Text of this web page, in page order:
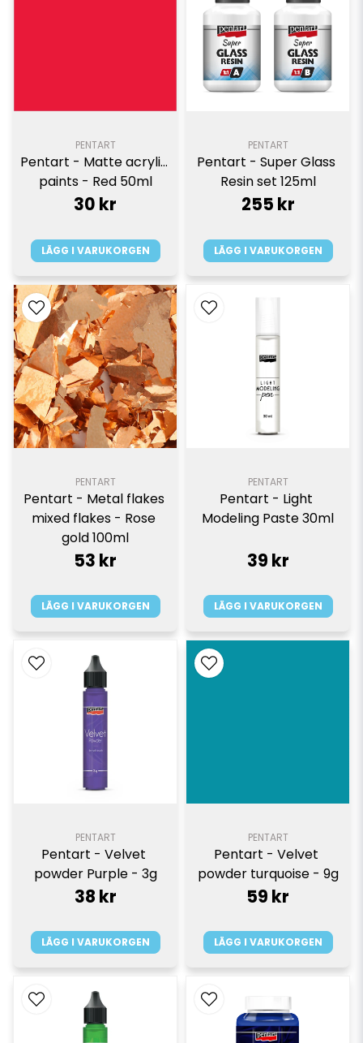
PENTART
Pentart - Matte acrylic
paints - Red 50ml
30 kr
LÄGG I VARUKORGEN
PENTART
Pentart - Super Glass
Resin set 125ml
255 kr
LÄGG I VARUKORGEN
PENTART
Pentart - Metal flakes
mixed flakes - Rose
gold 100ml
53 kr
LÄGG I VARUKORGEN
PENTART
Pentart - Light
Modeling Paste 30ml
39 kr
LÄGG I VARUKORGEN
PENTART
Pentart - Velvet
powder Purple - 3g
38 kr
LÄGG I VARUKORGEN
PENTART
Pentart - Velvet
powder turquoise - 9g
59 kr
LÄGG I VARUKORGEN